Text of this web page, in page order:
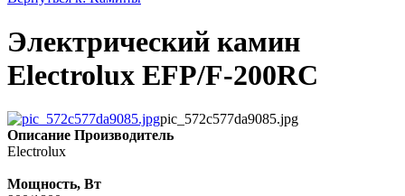
Электрический камин
Electrolux EFP/F-200RC
pic_572c577da9085.jpg
Описание Производитель
Electrolux
Мощность, Вт